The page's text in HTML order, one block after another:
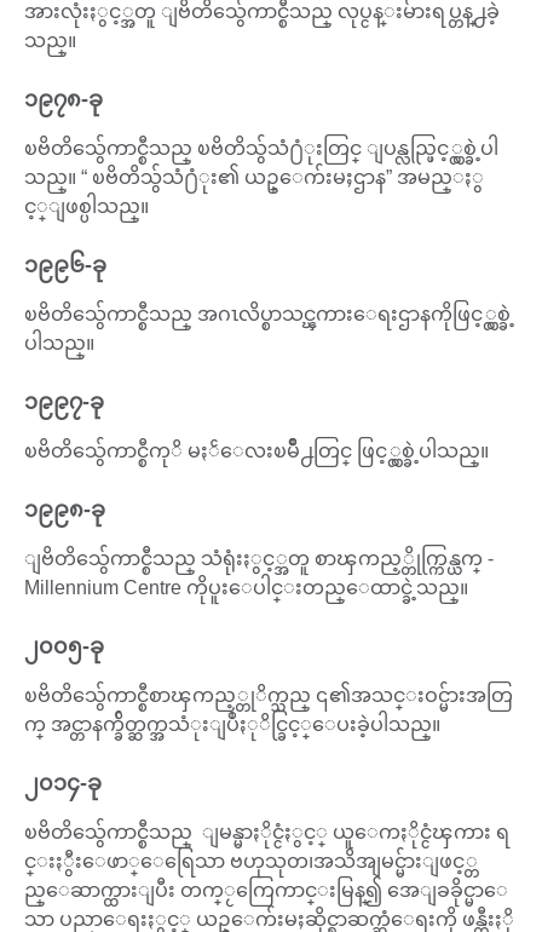
အားလုံးႏွင့္အတူ ျဗိတိသွ်ေကာင္စီသည္ လုပ္ငန္းမ်ားရပ္တန္႕ခဲ့
သည္။
၁၉၇၈-ခု
ၿဗိတိသွ်ေကာင္စီသည္ ၿဗိတိသွ်သံ႐ံုးတြင္ ျပန္လည္ဖြင့္လွစ္ခဲ့ပါ
သည္။ “ ၿဗိတိသွ်သံ႐ံုး၏ ယဥ္ေက်းမႈဌာန” အမည္ႏွ
င့္ျဖစ္ပါသည္။
၁၉၉၆-ခု
ၿဗိတိသွ်ေကာင္စီသည္ အဂၤလိပ္စာသင္ၾကားေရးဌာနကိုဖြင့္လွစ္ခဲ့
ပါသည္။
၁၉၉၇-ခု
ၿဗိတိသွ်ေကာင္စီကုိ မႏၲေလးၿမိဳ႕တြင္ ဖြင့္လွစ္ခဲ့ပါသည္။
၁၉၉၈-ခု
ျဗိတိသွ်ေကာင္စီသည္ သံရုံးႏွင့္အတူ စာၾကည့္တိုက္ကြန္ယက္ -
Millennium Centre ကိုပူးေပါင္းတည္ေထာင္ခဲ့သည္။
၂၀၀၅-ခု
ၿဗိတိသွ်ေကာင္စီစာၾကည့္တုိက္သည္ ၎၏အသင္းဝင္မ်ားအတြ
က္ အင္တာနက္ခ်ိတ္ဆက္အသံုးျပဳႏုိင္ခြင့္ေပးခဲ့ပါသည္။
၂၀၁၄-ခု
ၿဗိတိသွ်ေကာင္စီသည္ ျမန္မာႏိုင္ငံႏွင့္ ယူေကႏိုင္ငံၾကား ရ
င္းႏွီးေဖာ္ေရြေသာ ဗဟုသုတ၊အသိအျမင္မ်ားျဖင့္တ
ည္ေဆာက္ထားျပီး တက္ႂကြေကာင္းမြန္၍ အေျခခိုင္မာေ
သာ ပညာေရးႏွင့္ ယဥ္ေက်းမႈဆိုင္ရာဆက္ဆံေရးကို ဖန္တီးႏို